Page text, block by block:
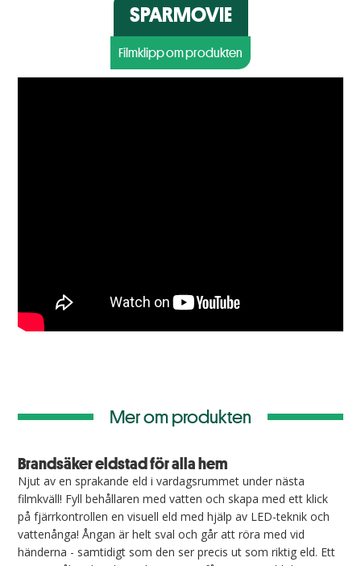
SPARMOVIE
Filmklipp om produkten
Mer om produkten
Brandsäker eldstad för alla hem
Njut av en sprakande eld i vardagsrummet under nästa
filmkväll! Fyll behållaren med vatten och skapa med ett klick
på fjärrkontrollen en visuell eld med hjälp av LED-teknik och
vattenånga! Ångan är helt sval och går att röra med vid
händerna - samtidigt som den ser precis ut som riktig eld. Ett